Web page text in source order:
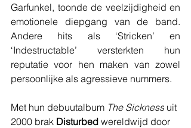
Garfunkel, toonde de veelzijdigheid en
emotionele diepgang van de band.
Andere hits als ‘Stricken’ en
‘Indestructable’ versterkten hun
reputatie voor hen maken van zowel
persoonlijke als agressieve nummers.
Met hun debuutalbum The Sickness uit
2000 brak Disturbed wereldwijd door